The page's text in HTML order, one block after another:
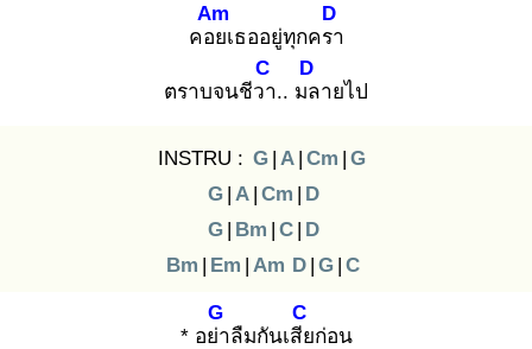
คอย
Am
เธออยู่ทุกครา
D
ตราบจนชีวา
C
.. มล
D
ายไป
INSTRU : G | A | Cm | G
G | A | Cm | D
G | Bm | C | D
Bm | Em | Am D | G | C
* อย่า
G
ลืมกันเสีย
C
ก่อน